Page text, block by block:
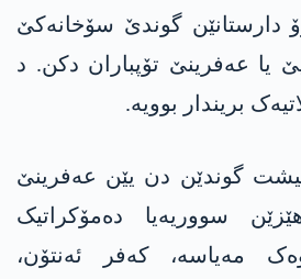
دارستانێن گوندێ سۆخانەکێ
یا عەفرینێ تۆپباران دکن. د
بریندار بوویە.
گوندێن دن یێن عەفرینێ
سووریەیا دەمۆکراتیک
مەیاسە، کەفر ئەنتۆن،